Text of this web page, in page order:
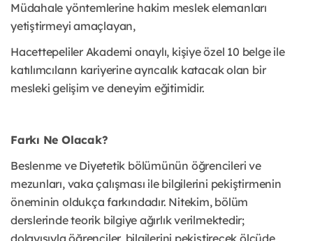
Müdahale yöntemlerine hakim meslek elemanları
yetiştirmeyi amaçlayan,
Hacettepeliler Akademi onaylı, kişiye özel 10 belge ile
katılımcıların kariyerine ayrıcalık katacak olan bir
mesleki gelişim ve deneyim eğitimidir.
Farkı Ne Olacak?
Beslenme ve Diyetetik bölümünün öğrencileri ve
mezunları, vaka çalışması ile bilgilerini pekiştirmenin
öneminin oldukça farkındadır. Nitekim, bölüm
derslerinde teorik bilgiye ağırlık verilmektedir;